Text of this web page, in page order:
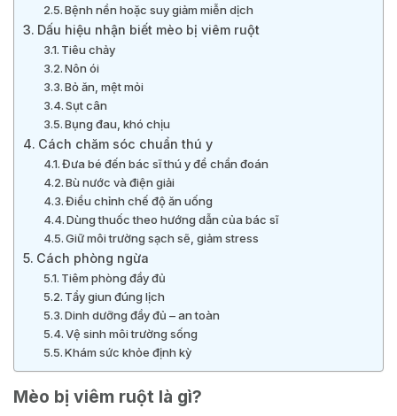
Bệnh nền hoặc suy giảm miễn dịch
Dấu hiệu nhận biết mèo bị viêm ruột
Tiêu chảy
Nôn ói
Bỏ ăn, mệt mỏi
Sụt cân
Bụng đau, khó chịu
Cách chăm sóc chuẩn thú y
Đưa bé đến bác sĩ thú y để chẩn đoán
Bù nước và điện giải
Điều chỉnh chế độ ăn uống
Dùng thuốc theo hướng dẫn của bác sĩ
Giữ môi trường sạch sẽ, giảm stress
Cách phòng ngừa
Tiêm phòng đầy đủ
Tẩy giun đúng lịch
Dinh dưỡng đầy đủ – an toàn
Vệ sinh môi trường sống
Khám sức khỏe định kỳ
Mèo bị viêm ruột là gì?